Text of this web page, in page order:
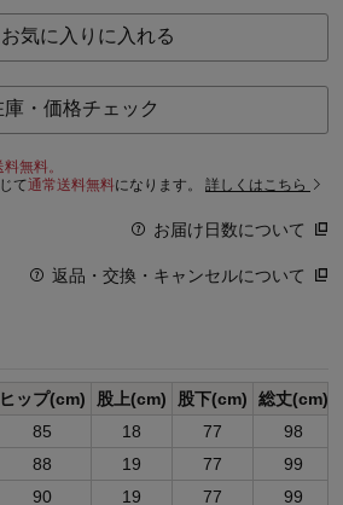
お気に入りに入れる
庫・価格チェック
無料。
て通常送料無料になります。 詳しくはこちら
お届け日数について
返品・交換・キャンセルについて
ヒップ(cm) 股上(cm) 股下(cm)
総丈(cm)
85 18 77
98
88 19 77
99
90 19 77
99